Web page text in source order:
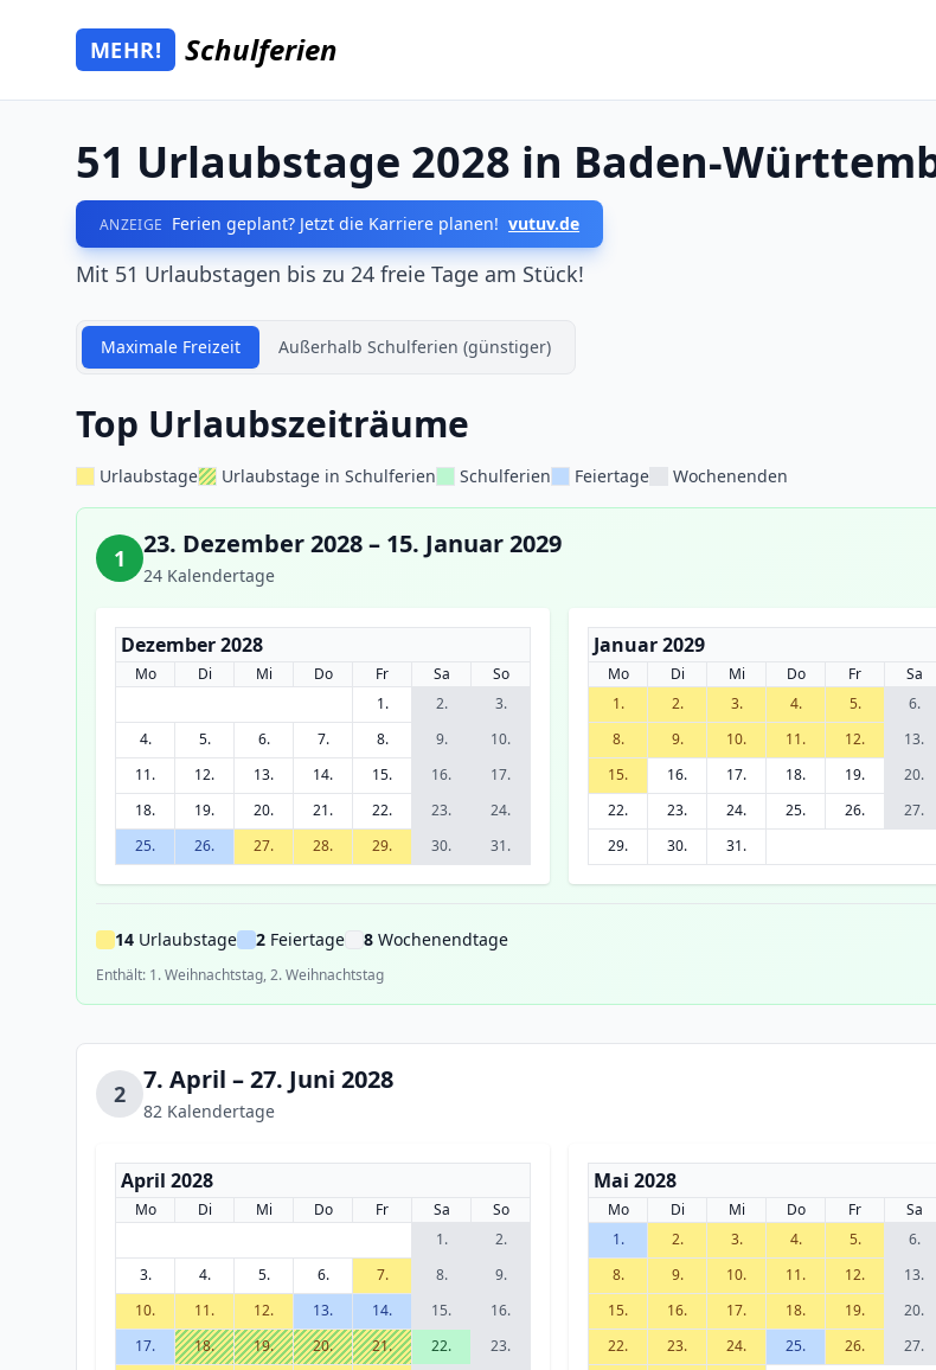
Zum Hauptinhalt springen
Mehr Schulferien
MEHR! Schulferien
51 Urlaubstage 2028 in Baden-
ANZEIGE Ferien geplant? Jetzt die Karriere planen! vutuv.de
Mit 51 Urlaubstagen bis zu 24 freie Tage am Stück!
Maximale Freizeit Außerhalb Schulferien (günstiger)
Top Urlaubszeiträume
Urlaubstage Urlaubstage in Schulferien Schulferien Feiertage Wochenenden
1 23. Dezember 2028 – 15. Januar 2029
24 Kalendertage
Dezember 2028
Mo Di Mi Do Fr Sa
So
1.
2.
3.
4.
5. 6. 7. 8. 9.
10.
11.
12. 13. 14. 15. 16.
17.
18.
19. 20. 21. 22. 23.
24.
25.
26. 27. 28. 29. 30. 31.
Januar 2029
Mo Di Mi Do Fr Sa
1.
2. 3. 4. 5. 6.
8.
9. 10. 11. 12. 13.
15.
16. 17. 18. 19. 20.
22.
23. 24. 25. 26. 27.
29.
30. 31.
14 Urlaubstage 2 Feiertage 8 Wochenendtage
Enthält: 1. Weihnachtstag, 2. Weihnachtstag
2 7. April – 27. Juni 2028
82 Kalendertage
April 2028
Mo Di Mi Do Fr Sa
So
1.
2.
3.
4. 5. 6. 7. 8.
9.
10.
11. 12. 13. 14. 15.
16.
17.
18. 19. 20. 21. 22.
23.
Mai 2028
Mo Di Mi Do Fr Sa
1.
2. 3. 4. 5. 6.
8.
9. 10. 11. 12. 13.
15.
16. 17. 18. 19. 20.
22.
23. 24. 25. 26. 27.